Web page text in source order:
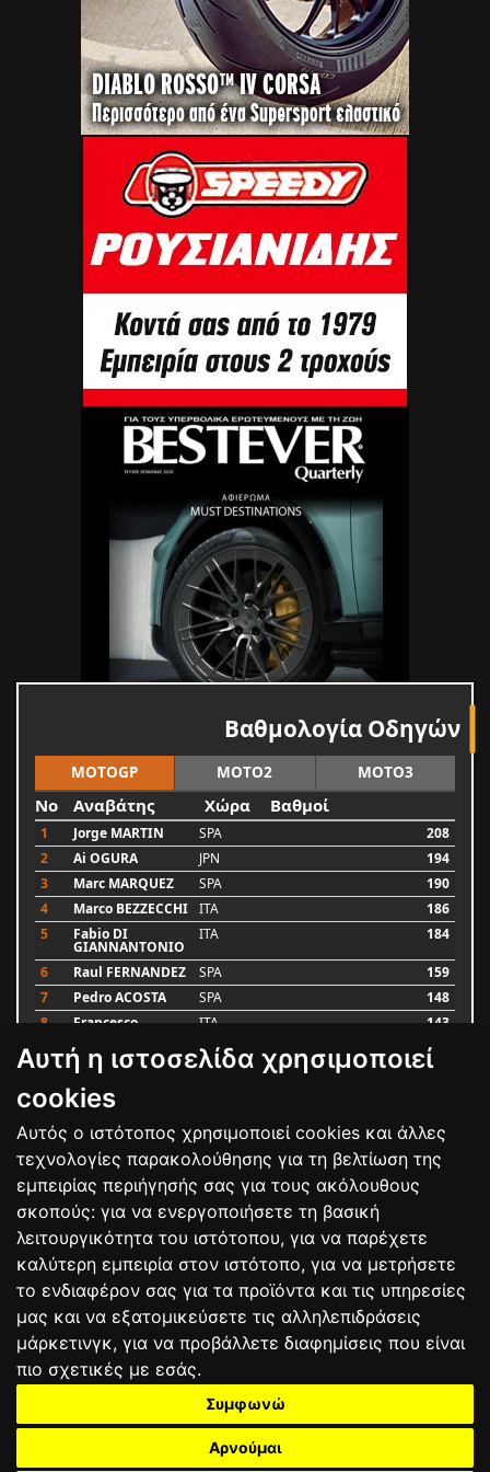
Αυτή η ιστοσελίδα χρησιμοποιεί
cookies
Αυτός ο ιστότοπος χρησιμοποιεί cookies και άλλες
τεχνολογίες παρακολούθησης για τη βελτίωση της
εμπειρίας περιήγησής σας για τους ακόλουθους
σκοπούς: για να ενεργοποιήσετε τη βασική
λειτουργικότητα του ιστότοπου, για να παρέχετε
καλύτερη εμπειρία στον ιστότοπο, για να μετρήσετε
το ενδιαφέρον σας για τα προϊόντα και τις υπηρεσίες
μας και να εξατομικεύσετε τις αλληλεπιδράσεις
μάρκετινγκ, για να προβάλλετε διαφημίσεις που είναι
πιο σχετικές με εσάς.
Συμφωνώ
Αρνούμαι
Βαθμολογία Οδηγών
MOTOGP MOTO2 MOTO3
No Αναβάτης Χώρα Βαθμοί
1 Jorge MARTIN SPA
208
2
Ai OGURA JPN
194
3
Marc MARQUEZ SPA
190
4
Marco BEZZECCHI ITA
186
5
Fabio DI
GIANNANTONIO
ITA 184
6 Raul FERNANDEZ SPA
159
7
Pedro ACOSTA SPA
148
8
Francesco ITA 143
9 Alex MARQUEZ SPA
Luca MARINI
Bαθμολογία
ΟΡΟΙ ΧΡΗΣΗΣΠΟΛΙΤΙΚΗ ΠΡΟΣΤΑΣΙΑΣ
ΑΓΩΝΕΣΑΠΟΤΕΛΕΣΜΑΤΑΑΓΟΡΑ